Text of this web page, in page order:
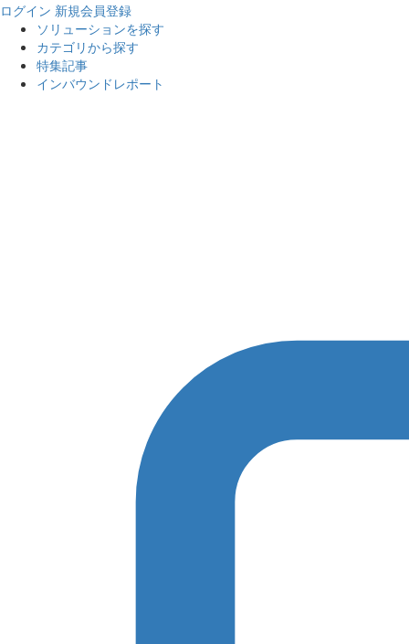
ログイン 新規会員登録
ソリューションを探す
カテゴリから探す
特集記事
インバウンドレポート